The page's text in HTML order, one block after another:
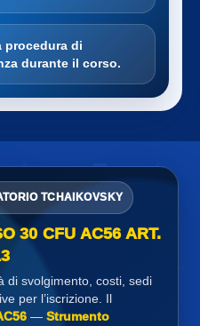
procedura di
durante il corso.
TCHAIKOVSKY
30 CFU AC56 ART.
di svolgimento, costi, sedi
per l’iscrizione. Il
— Strumento